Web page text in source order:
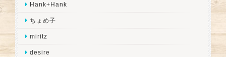
Hank+Hank
ちょめ子
miritz
desire